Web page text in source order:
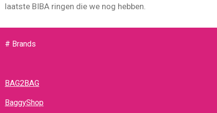
laatste BIBA ringen die we nog hebben.
# Brands
BAG2BAG
BaggyShop